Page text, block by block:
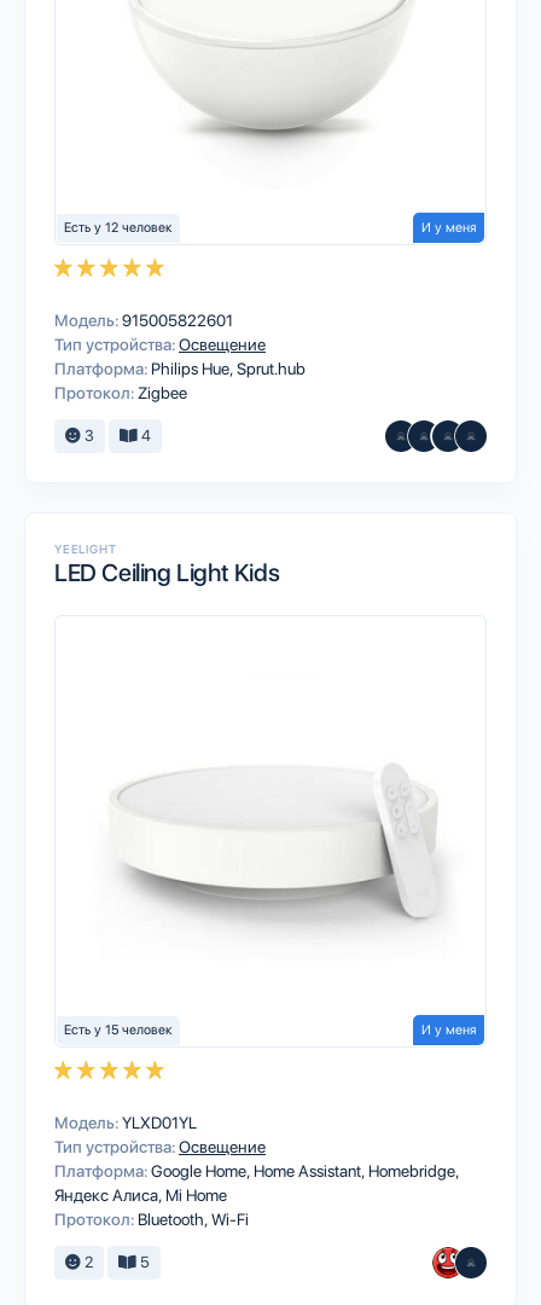
Есть у 12 человек И у меня
Модель:915005822601
Тип устройства:Освещение
Платформа: Philips HueSprut.hub
Протокол: Zigbee
3 4
YEELIGHT
LED Ceiling Light Kids
Есть у 15 человек И у меня
Модель:YLXD01YL
Тип устройства:Освещение
Платформа:Google Home Home Assistant Homebridge
Яндекс Алиса Mi Home
Протокол: BluetoothWi-Fi
2 5